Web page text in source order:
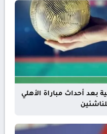
بعد أحداث مباراة الأهلي